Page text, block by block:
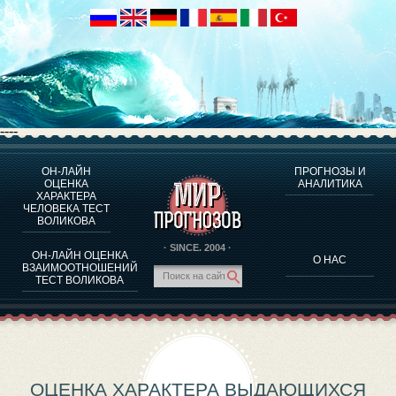
----
ОН-ЛАЙН
ОЦЕНКА
ХАРАКТЕРА
ЧЕЛОВЕКА ТЕСТ
ВОЛИКОВА
ОН-ЛАЙН ОЦЕНКА
ВЗАИМООТНОШЕНИЙ
ТЕСТ ВОЛИКОВА
· SINCE. 2004 ·
ПРОГНОЗЫ И
АНАЛИТИКА
О НАС
О ПРОГРАММЕ
ОЦЕНКА ХАРАКТЕРA ЧЕЛОВЕКА
ОЦЕНКА ХАРАКТЕРА ВЫДАЮЩИХСЯ ЛИЧНОСТЕЙ
О ПРОГРАММЕ
ТЕСТ НА СОВМЕСТИМОСТЬ ВОЛИКОВА
ПРОГНОЗЫ И АНАЛИТИКА
ОЦЕНКА ХАРАКТЕРА ВЫДАЮЩИХСЯ